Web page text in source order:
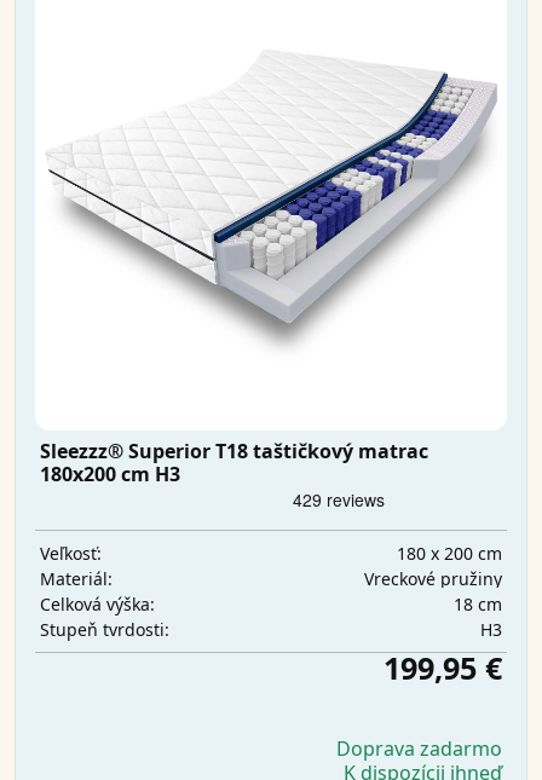
Sleezzz® Superior T18 taštičkový matrac
180x200 cm H3
Veľkosť:
180 x 200 cm
Materiál:
Vreckové pružiny
Celková výška:
18 cm
Stupeň tvrdosti:
H3
199,95 €
Doprava zadarmo
K dispozícii ihneď